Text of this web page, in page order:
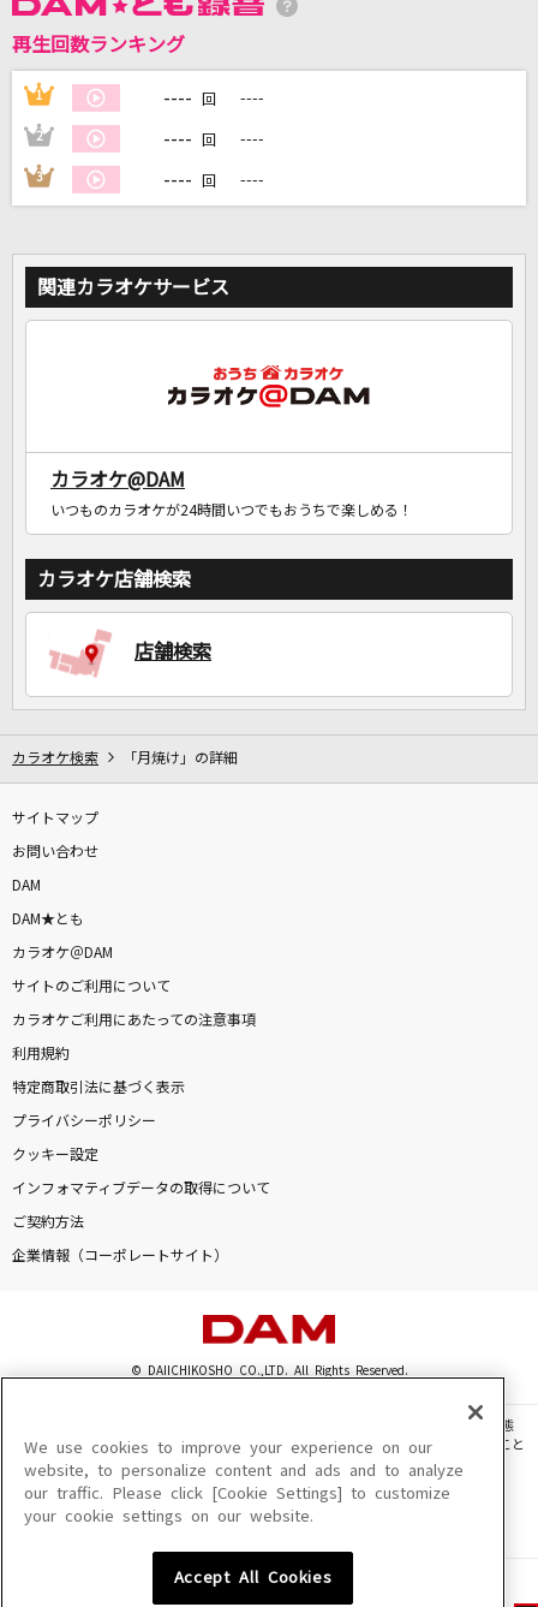
再生回数ランキング
1 ---- 回 ----
2 ---- 回 ----
3 ---- 回 ----
関連カラオケサービス
カラオケ@DAM
いつものカラオケが24時間いつでもおうちで楽しめる！
カラオケ店舗検索
店舗検索
カラオケ検索 「月焼け」の詳細
サイトマップ
お問い合わせ
DAM
DAM★とも
カラオケ＠DAM
サイトのご利用について
カラオケご利用にあたっての注意事項
利用規約
特定商取引法に基づく表示
プライバシーポリシー
クッキー設定
インフォマティブデータの取得について
ご契約方法
企業情報（コーポレートサイト）
© DAIICHIKOSHO CO.,LTD. All Rights Reserved.
このサイトに掲載されている一切の文章・画像・写真・動画・音声等を、手段や形態
を問わず、著作権法の定める範囲を超えて無断で複製、転載、ファイル化などすること
を禁じます。
楽曲及びコンテンツは、機種によりご利用いただけない場合があります。
楽曲及びコンテンツの配信日、配信内容が変更になる場合があります。
We use cookies to improve your experience on our
website, to personalize content and ads and to analyze
our traffic. Please click [Cookie Settings] to customize
your cookie settings on our website.
Accept All Cookies